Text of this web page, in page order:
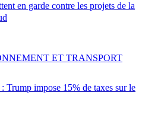
en garde contre les projets de la
Trump impose 15% de taxes sur le
ET TRANSPORT